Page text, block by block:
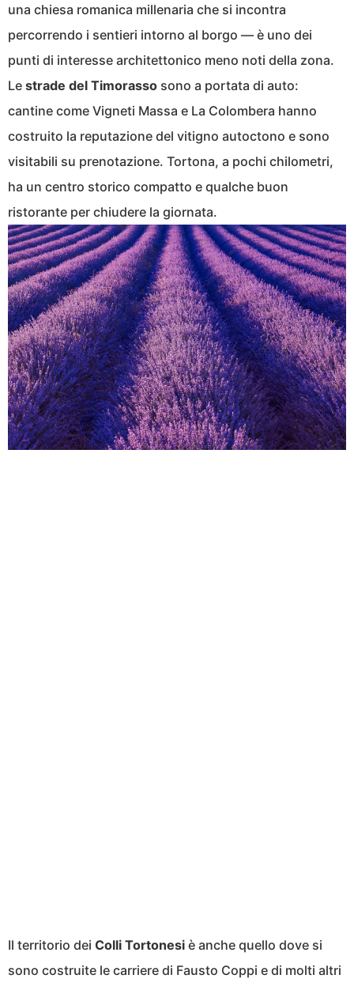
una chiesa romanica millenaria che si incontra
percorrendo i sentieri intorno al borgo — è uno dei
punti di interesse architettonico meno noti della zona.
Le strade del Timorasso sono a portata di auto:
cantine come Vigneti Massa e La Colombera hanno
costruito la reputazione del vitigno autoctono e sono
visitabili su prenotazione. Tortona, a pochi chilometri,
ha un centro storico compatto e qualche buon
ristorante per chiudere la giornata.
Il territorio dei Colli Tortonesi è anche quello dove si
sono costruite le carriere di Fausto Coppi e di molti altri